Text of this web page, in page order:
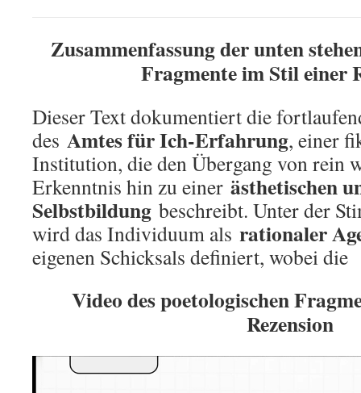
Zusammenfassung der unten
Fragmente im Stil einer
Dieser Text dokumentiert die
des Amtes für Ich-Erfahrung, einer
Institution, die den Übergang von rein
Erkenntnis hin zu einer ästhetischen
Selbstbildung beschreibt. Unter der
wird das Individuum als rationaler
eigenen Schicksals definiert, wobei die
Video des poetologischen
Rezension